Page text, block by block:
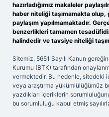
hazırladığımız makaleler
haber niteliği taşımamakta olup,
paylaşım yapılmamaktadır.
benzerlikleri tamamen
halindedir ve tavsiye niteliği
Sitemiz, 5651 Sayılı Kanun
Kurumu (BTK) tarafından
vermektedir. Bu nedenle, sitedeki
veya araştırma yükümlülüğümüz
yazdıkları içeriklerin
bu sorumluluğu kabul etmiş